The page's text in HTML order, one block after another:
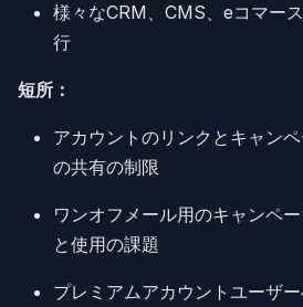
様々なCRM、CMS、eコマー
行
短所：
アカウントのリンクとキャン
の共有の制限
ワンオフメール用のキャンペ
と使用の課題
プレミアムアカウントユーザ